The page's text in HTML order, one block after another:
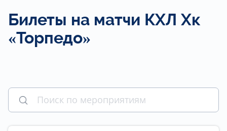
Билеты на матчи КХЛ Хк
«Торпедо»